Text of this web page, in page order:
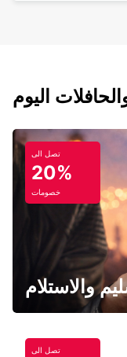
تصل الى
20%
خصومات
والاستلام
تصل الى